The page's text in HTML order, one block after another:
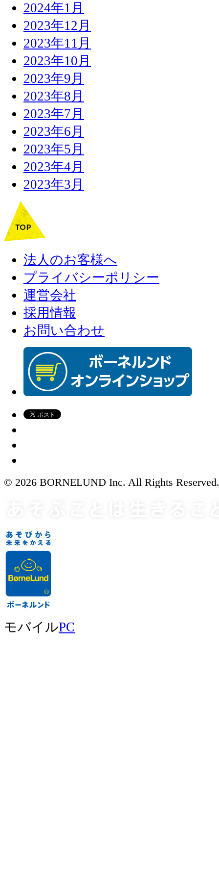
2024年1月
2023年12月
2023年11月
2023年10月
2023年9月
2023年8月
2023年7月
2023年6月
2023年5月
2023年4月
2023年3月
法人のお客様へ
プライバシーポリシー
運営会社
採用情報
お問い合わせ
© 2026 BORNELUND Inc. All Rights Reserved.
モバイルPC